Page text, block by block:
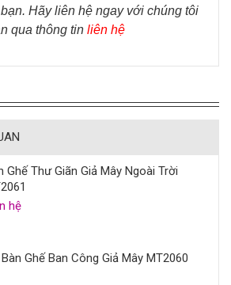
Hãy liên hệ ngay với chúng tôi
qua thông tin liên hệ
Ghế Thư Giãn Giả Mây Ngoài Trời
hệ
Ghế Ban Công Giả Mây MT2060